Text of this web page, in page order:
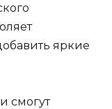
яркие
смогут